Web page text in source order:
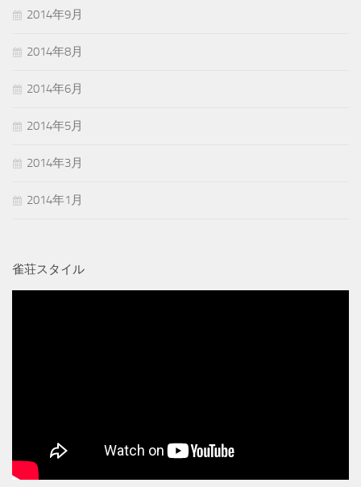
2014年9月
2014年8月
2014年6月
2014年5月
2014年3月
2014年1月
雀荘スタイル